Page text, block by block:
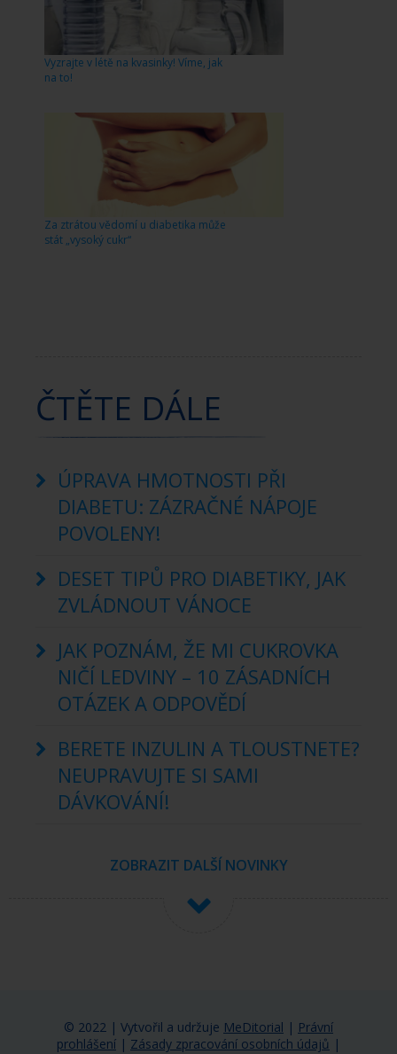
Vyzrajte v létě na kvasinky! Víme, jak
na to!
Za ztrátou vědomí u diabetika může
stát „vysoký cukr“
ČTĚTE DÁLE
ÚPRAVA HMOTNOSTI PŘI
DIABETU: ZÁZRAČNÉ NÁPOJE
POVOLENY!
DESET TIPŮ PRO DIABETIKY, JAK
ZVLÁDNOUT VÁNOCE
JAK POZNÁM, ŽE MI CUKROVKA
NIČÍ LEDVINY – 10 ZÁSADNÍCH
OTÁZEK A ODPOVĚDÍ
BERETE INZULIN A TLOUSTNETE?
NEUPRAVUJTE SI SAMI
DÁVKOVÁNÍ!
ZOBRAZIT DALŠÍ NOVINKY
© 2022 | Vytvořil a udržuje MeDitorial | Právní
prohlášení | Zásady zpracování osobních údajů |